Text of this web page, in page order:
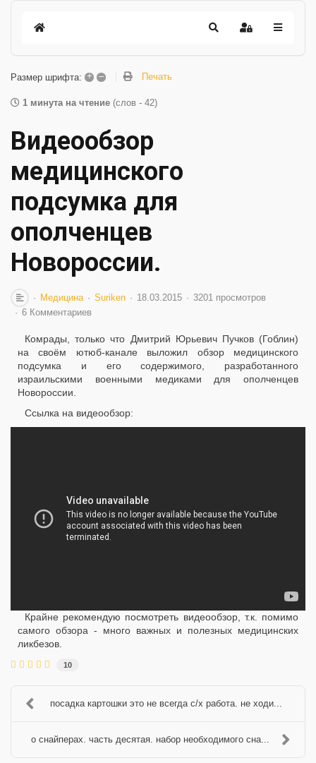
Размер шрифта: + – Печать
1 минута на чтение (слов - 42)
Видеообзор
медицинского
подсумка для
ополченцев
Новороссии.
Медицина Suriken 18.03.2015
3201 просмотров
6 Комментариев
Комрады, только что Дмитрий Юрьевич Пучков (Гоблин)
на своём ютюб-канале выложил обзор медицинского
подсумка и его содержимого, разработанного
израильскими военными медиками для ополченцев
Новороссии.
Ссылка на видеообзор:
Крайне рекомендую посмотреть видеообзор, т.к. помимо
самого обзора - много важных и полезных медицинских
ликбезов.
10
посадка картошки это не всегда с/х работа. не ходи...
о снайперах. часть десятая. набор необходимого сна...